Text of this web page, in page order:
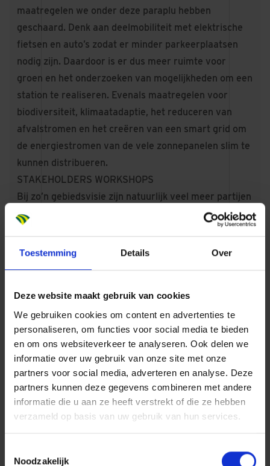
Toestemming Details Over
Deze website maakt gebruik van cookies
We gebruiken cookies om content en advertenties te
personaliseren, om functies voor social media te bieden
en om ons websiteverkeer te analyseren. Ook delen we
informatie over uw gebruik van onze site met onze
partners voor social media, adverteren en analyse. Deze
partners kunnen deze gegevens combineren met andere
informatie die u aan ze heeft verstrekt of die ze hebben
verzameld op basis van uw gebruik van hun services.
Noodzakelijk
maatregelen we onder deze paraplu hebben
geschaard. Denk aan deelmobiliteit met elektrische
fietsen en auto’s zodat er minder parkeerplaatsen
nodig zijn. Daardoor is er dus meer ruimte voor
groen en het onderzoeken van mogelijkheden om een
station te realiseren. Evenals maatregelen voor
biodiversiteit, klimaatadaptie, het reduceren van
afvalstromen en het creëren van een smart grid om
de energiestromen van de vele zonnepanelen slim te
kunnen distribueren.
STAKEHOLDERS WORKSHOPS
Bij zo’n gebiedsvisie zijn natuurlijk veel meer partijen
betrokken dan alleen de marktpartijen en de
gemeente. In een aantal workshops hebben we met
alle stakeholders gespard, zoals de provincie,
zo kun je veel breder naar een gebied kijken dan
wanneer je alleen jouw deel van de
ontwikkelingsopgave op je netvlies hebt. Bovendien,
je kunt wel van alles verzinnen, maar is er ook
draagvlak voor? Door de workshops bespreek je
dingen met elkaar die in de wijk en omgeving spelen
waar je anders geen weet van zou hebben.
NEXT GENERATION
We mikken op een gezonde mix van meerdere
doelgroepen. De jonge stedeling die net wel, net niet